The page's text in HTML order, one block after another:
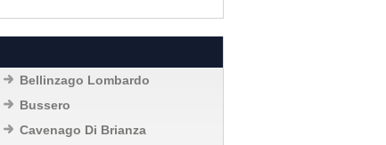
Bellinzago Lombardo
Bussero
Cavenago Di Brianza